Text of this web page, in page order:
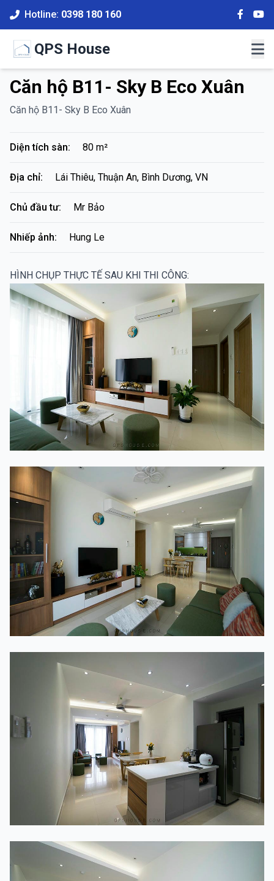
Hotline: 0398 180 160
QPS House
Căn hộ B11- Sky B Eco Xuân
Căn hộ B11- Sky B Eco Xuân
Diện tích sàn: 80 m²
Địa chỉ: Lái Thiêu, Thuận An, Bình Dương, VN
Chủ đầu tư: Mr Bảo
Nhiếp ảnh: Hung Le
HÌNH CHỤP THỰC TẾ SAU KHI THI CÔNG: